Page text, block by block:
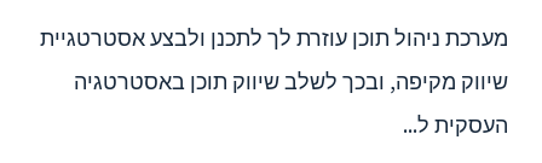
מערכת ניהול תוכן עוזרת לך לתכנן ולבצע אסטרטגיית
שיווק מקיפה, ובכך לשלב שיווק תוכן באסטרטגיה
העסקית ל...